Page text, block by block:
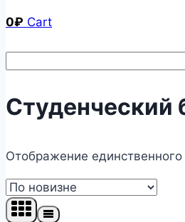
0₽ Cart
Студенческий
Отображение единственного